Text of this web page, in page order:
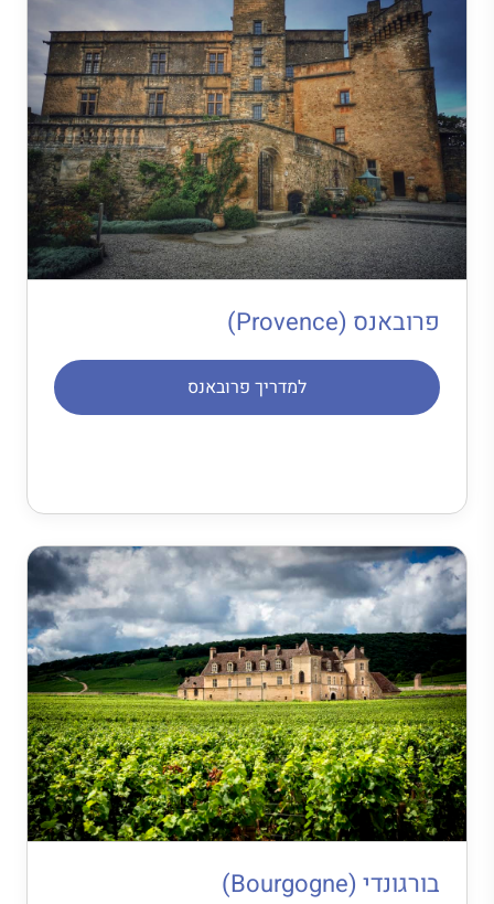
פרובאנס (Provence)
למדריך פרובאנס
בורגונדי (Bourgogne)